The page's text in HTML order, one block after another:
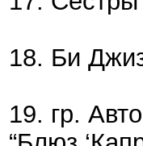
18. Би
19. гр.